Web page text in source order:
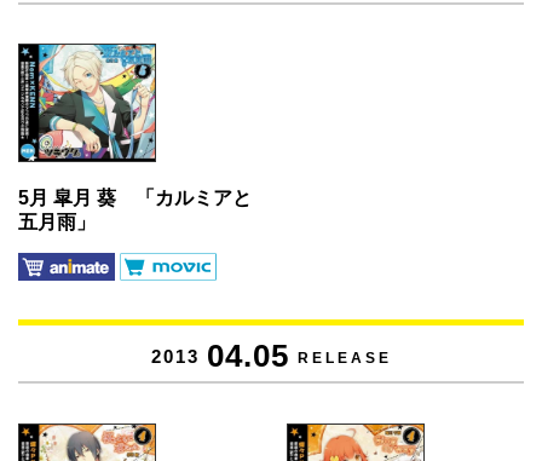
5月 皐月 葵 「カルミアと
五月雨」
2013 04.05 RELEASE